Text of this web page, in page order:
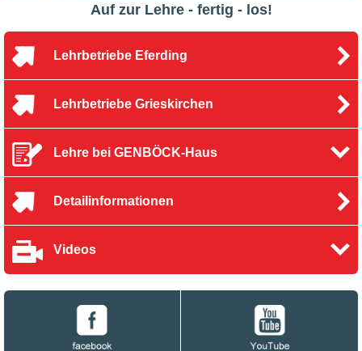
Auf zur Lehre - fertig - los!
Lehrbetriebe Eferding
Lehrbetriebe Grieskirchen
Lehre bei GENBÖCK-Haus
Detailinformationen
Videos